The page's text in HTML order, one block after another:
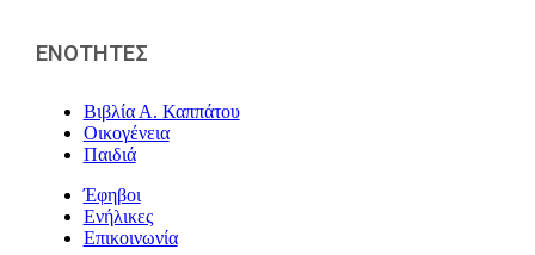
ΕΝΟΤΗΤΕΣ
Βιβλία Α. Καππάτου
Οικογένεια
Παιδιά
Έφηβοι
Ενήλικες
Επικοινωνία